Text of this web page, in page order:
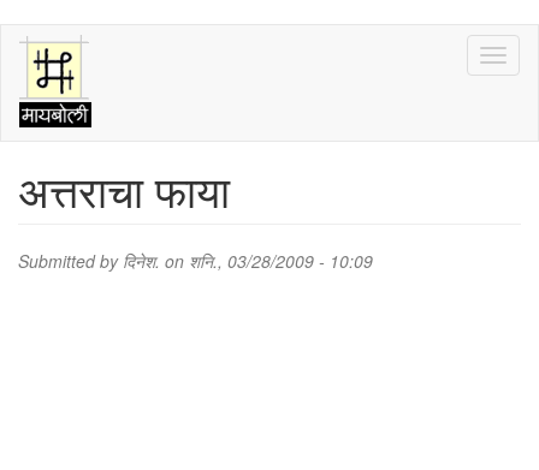
Skip
main
content
अत्तराचा फाया
Submitted by दिनेश. on शनि., 03/28/2009 - 10:09